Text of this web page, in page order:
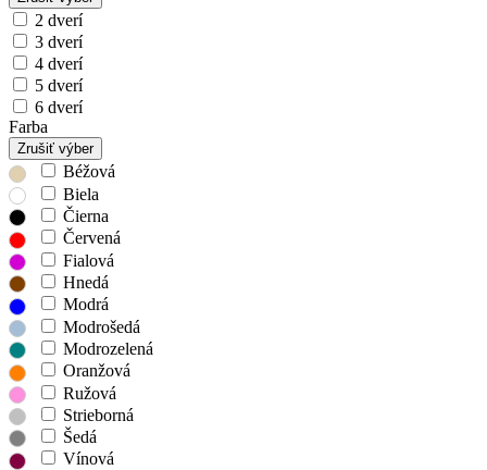
2 dverí
3 dverí
4 dverí
5 dverí
6 dverí
Farba
Zrušiť výber
Béžová
Biela
Čierna
Červená
Fialová
Hnedá
Modrá
Modrošedá
Modrozelená
Oranžová
Ružová
Strieborná
Šedá
Vínová